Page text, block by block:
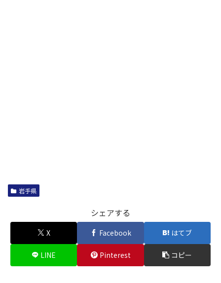
岩手県
シェアする
X Facebook はてブ
LINE Pinterest コピー